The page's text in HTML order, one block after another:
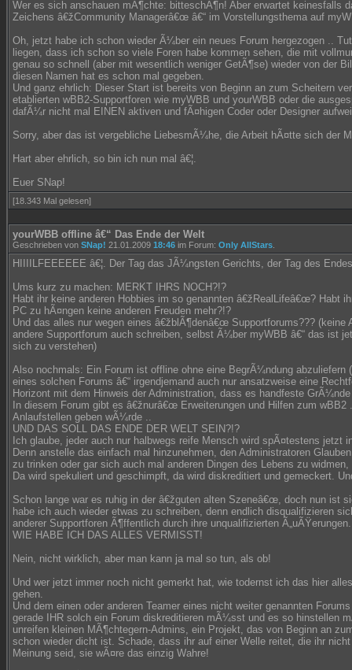
Wer es sich anschauen mÃ¶chte: bitteschÃ¶n! Aber erwartet keinesfalls
Zeichens â€žCommunity Managerâ€œ â€“ im Vorstellungsthema auf
Oh, jetzt habe ich schon wieder Ã¼ber ein neues Forum hergezogen ..
liegen, dass ich schon so viele Foren habe kommen sehen, die mit
genau so schnell (aber mit wesentlich weniger GetÃ¶se) wieder von der
diesen Namen hat es schon mal gegeben.
Und ganz ehrlich: Dieser Start ist bereits von Beginn an zum Scheitern
etablierten wBB2-Supportforen wie myWBB und yourWBB oder die
dafÃ¼r nicht mal EINEN aktiven und fÃ¤higen Coder oder Designer
Sorry, aber das ist vergebliche LiebesmÃ¼he, die Arbeit hÃ¤tte sich der
Hart aber ehrlich, so bin ich nun mal â€¦.
Euer SNap!
[18.343 Mal gelesen]
yourWBB offline â€“ Das Ende der Welt
Geschrieben von SNap! 21.01.2009 18:46 im Forum: Only AllStars
HIIIILFEEEEEE â€¦. Der Tag das JÃ¼ngsten Gerichts, der Tag des
Ums kurz zu machen: MERKT IHRS NOCH?!?
Habt ihr keine anderen Hobbies im so genannten â€žRealLifeâ€œ? Habt
PC zu hÃ¤ngen keine anderen Freuden mehr?!?
Und das alles nur wegen eines â€žblÃ¶denâ€œ Supportforums???
andere Supportforum auch schreiben, selbst Ã¼ber myWBB â€“ das ist
sich zu verstehen)
Also nochmals: Ein Forum ist offline ohne eine BegrÃ¼ndung abzuliefern
eines solchen Forums â€“ irgendjemand auch nur ansatzweise eine
Horizont mit dem Hinweis der Administration, dass es handfeste
In diesem Forum gibt es â€žnurâ€œ Erweiterungen und Hilfen zum
Anlaufstellen geben wÃ¼rde ..
UND DAS SOLL DAS ENDE DER WELT SEIN?!?
Ich glaube, jeder auch nur halbwegs reife Mensch wird spÃ¤testens jetzt
Denn anstelle das einfach mal hinzunehmen, den Administratoren
zu trinken oder gar sich auch mal anderen Dingen des Lebens zu
Da wird spekuliert und geschimpft, da wird diskreditiert und gemeckert.
Schon lange war es ruhig in der â€žguten alten Szeneâ€œ, doch nun ist
habe ich auch wieder etwas zu schreiben, denn endlich disqualifizieren
anderer Supportforen Ã¶ffentlich durch ihre unqualifizierten Ã„uÃŸerungen.
WIE HABE ICH DAS ALLES VERMISST!
Nein, nicht wirklich, aber man kann ja mal so tun, als ob!
Und wer jetzt immer noch nicht gemerkt hat, wie todernst ich das hier
gehen.
Und dem einen oder anderen Teamer eines nicht weiter genannten
gerade IHR solch ein Forum diskreditieren mÃ¼sst und es so hinstellen
unreifen kleinen MÃ¶chtegern-Admins, ein Projekt, das von Beginn an
schon wieder dicht ist. Schade, dass ihr auf einer Welle reitet, die ihr
Meinung seid, sie wÃ¤re das einzig Wahre!